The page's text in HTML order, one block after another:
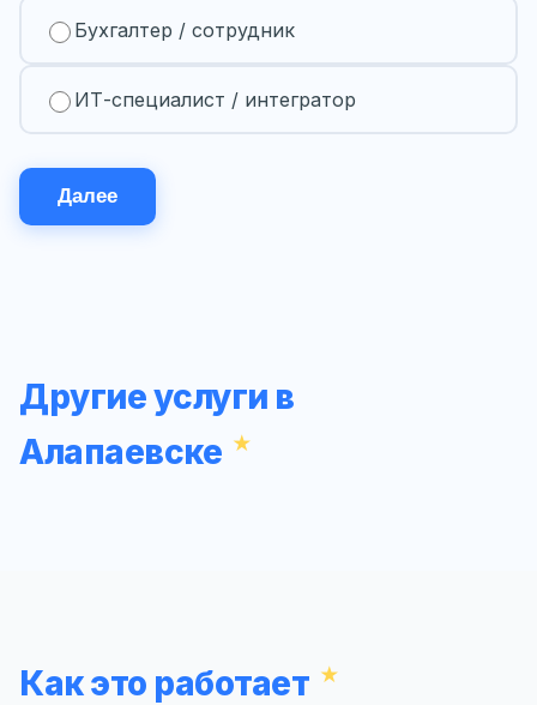
Бухгалтер / сотрудник
ИТ-специалист / интегратор
Далее
Другие услуги в
Алапаевске
Как это работает